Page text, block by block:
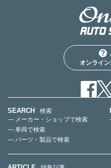
オンライ
SEARCH
検索
— メーカー・ショップで検索
— 車両で検索
— パーツ・製品で検索